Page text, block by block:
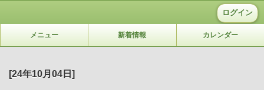
ログイン
メニュー 新着情報 カレンダー
[24年10月04日]